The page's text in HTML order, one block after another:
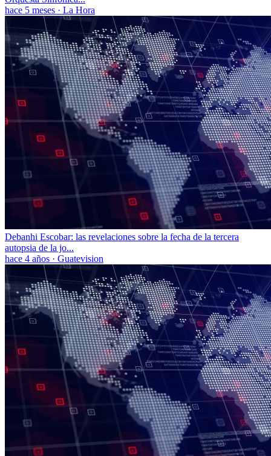
hace 5 meses · La Hora
Debanhi Escobar: las revelaciones sobre la fecha de la tercera
autopsia de la jo...
hace 4 años · Guatevision